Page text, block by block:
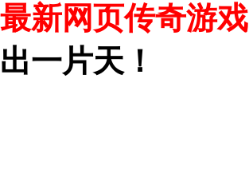
最新网页传奇游戏
出一片天！